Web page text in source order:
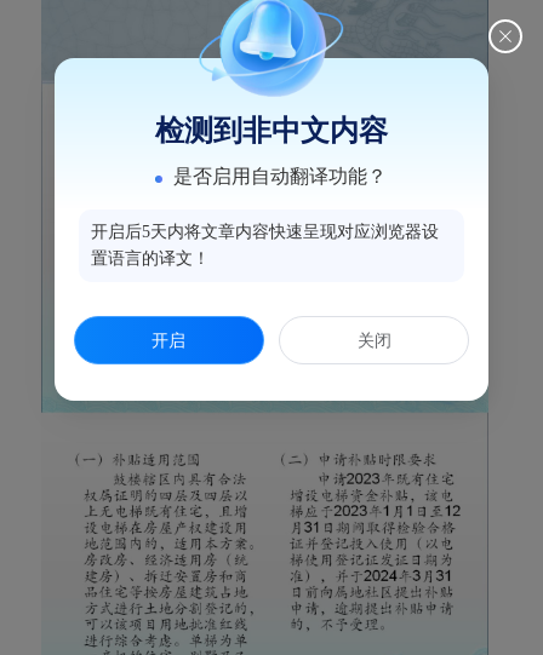
检测到非中文内容
是否启用自动翻译功能？
开启后5天内将文章内容快速呈现对应浏览器设
置语言的译文！
开启 关闭